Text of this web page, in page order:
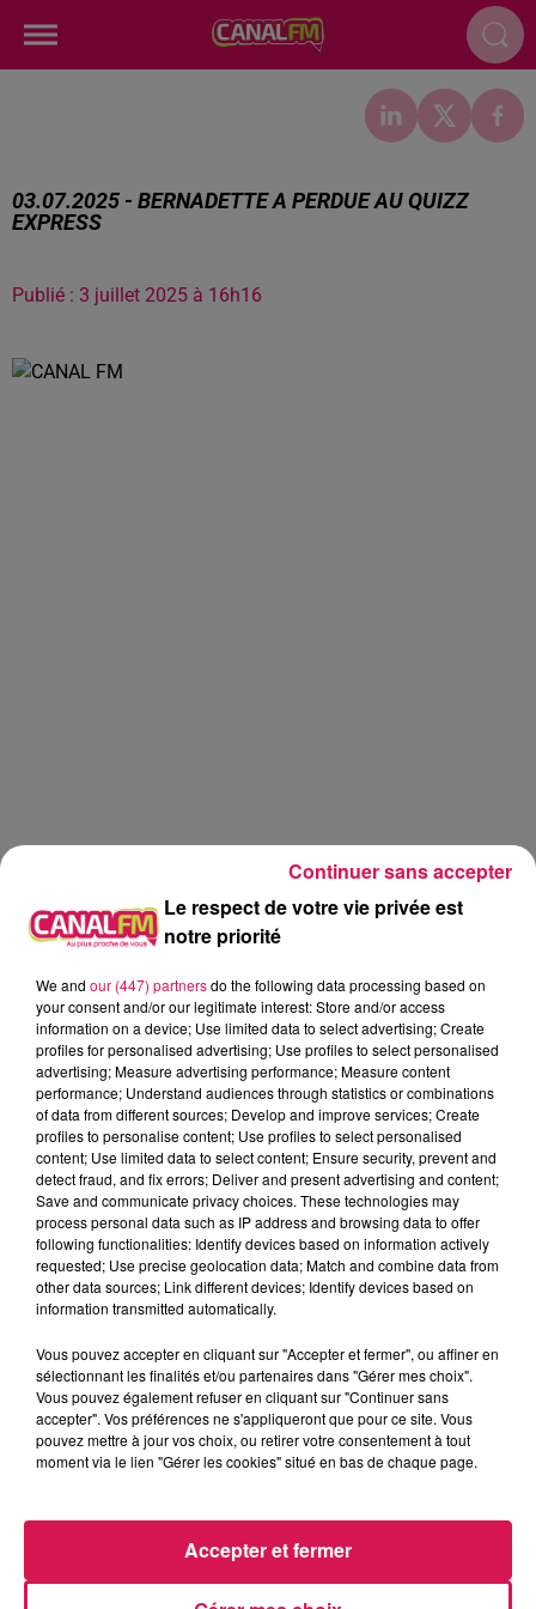
03.07.2025 - BERNADETTE A PERDUE AU QUIZZ
EXPRESS
Publié : 3 juillet 2025 à 16h16
Réveil Canal FM
Angy Mayeux
Le Réveil de Canal FM
0:00 2 min 48 sec
3 juillet 2025 - 2 min 48 sec
03.07.2025 - BERNADETTE A PERDUE AU QUIZZ
EXPRESS
Revivez les meilleurs moments du Réveil de Canal FM
Le respect de votre vie privée est
notre priorité
We and our (447) partnersdo the following data processing based on
your consent and/or our legitimate interest: Store and/or access
information on a device; Use limited data to select advertising; Create
profiles for personalised advertising; Use profiles to select personalised
advertising; Measure advertising performance; Measure content
performance; Understand audiences through statistics or combinations
of data from different sources; Develop and improve services; Create
profiles to personalise content; Use profiles to select personalised
content; Use limited data to select content; Ensure security, prevent and
detect fraud, and fix errors; Deliver and present advertising and content;
Save and communicate privacy choices. These technologies may
process personal data such as IP address and browsing data to offer
following functionalities: Identify devices based on information actively
requested; Use precise geolocation data; Match and combine data from
other data sources; Link different devices; Identify devices based on
information transmitted automatically.
Vous pouvez accepter en cliquant sur "Accepter et fermer", ou affiner en
sélectionnant les finalités et/ou partenaires dans "Gérer mes choix".
Vous pouvez également refuser en cliquant sur "Continuer sans
accepter". Vos préférences ne s'appliqueront que pour ce site. Vous
pouvez mettre à jour vos choix, ou retirer votre consentement à tout
moment via le lien "Gérer les cookies" situé en bas de chaque page.
Accepter et fermer
Continuer sans accepter